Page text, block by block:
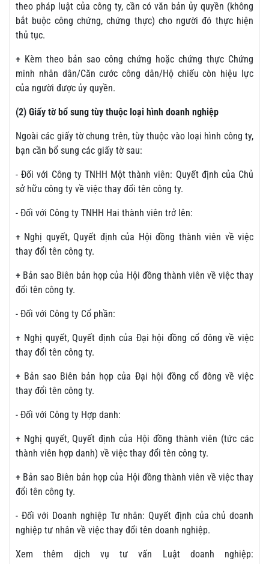
theo pháp luật của công ty, cần có văn bản ủy quyền (không
bắt buộc công chứng, chứng thực) cho người đó thực hiện
thủ tục.
+ Kèm theo bản sao công chứng hoặc chứng thực Chứng
minh nhân dân/Căn cước công dân/Hộ chiếu còn hiệu lực
của người được ủy quyền.
(2) Giấy tờ bổ sung tùy thuộc loại hình doanh nghiệp
Ngoài các giấy tờ chung trên, tùy thuộc vào loại hình công ty,
bạn cần bổ sung các giấy tờ sau:
- Đối với Công ty TNHH Một thành viên: Quyết định của Chủ
sở hữu công ty về việc thay đổi tên công ty.
- Đối với Công ty TNHH Hai thành viên trở lên:
+ Nghị quyết, Quyết định của Hội đồng thành viên về việc
thay đổi tên công ty.
+ Bản sao Biên bản họp của Hội đồng thành viên về việc thay
đổi tên công ty.
- Đối với Công ty Cổ phần:
+ Nghị quyết, Quyết định của Đại hội đồng cổ đông về việc
thay đổi tên công ty.
+ Bản sao Biên bản họp của Đại hội đồng cổ đông về việc
thay đổi tên công ty.
- Đối với Công ty Hợp danh:
+ Nghị quyết, Quyết định của Hội đồng thành viên (tức các
thành viên hợp danh) về việc thay đổi tên công ty.
+ Bản sao Biên bản họp của Hội đồng thành viên về việc thay
đổi tên công ty.
- Đối với Doanh nghiệp Tư nhân: Quyết định của chủ doanh
nghiệp tư nhân về việc thay đổi tên doanh nghiệp.
Xem thêm dịch vụ tư vấn Luật doanh nghiệp: